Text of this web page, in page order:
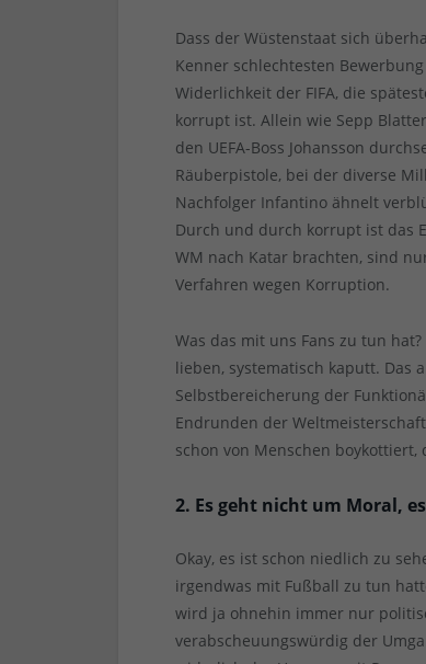
Dass der Wüstenstaat sich
Kenner schlechtesten
Widerlichkeit der FIFA, die
korrupt ist. Allein wie Sepp
den UEFA-Boss Johansson
Räuberpistole, bei der diverse
Nachfolger Infantino ähnelt
Durch und durch korrupt ist das
WM nach Katar brachten, sind
Verfahren wegen Korruption.
Was das mit uns Fans zu tun
lieben, systematisch kaputt. Das
Selbstbereicherung der
Endrunden der
schon von Menschen
2. Es geht nicht um Moral,
Okay, es ist schon niedlich zu
irgendwas mit Fußball zu tun
wird ja ohnehin immer nur
verabscheuungswürdig der